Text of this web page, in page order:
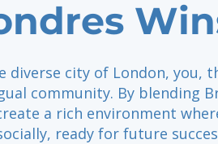
diverse city of London, you,
community. By blending
a rich environment
ready for future